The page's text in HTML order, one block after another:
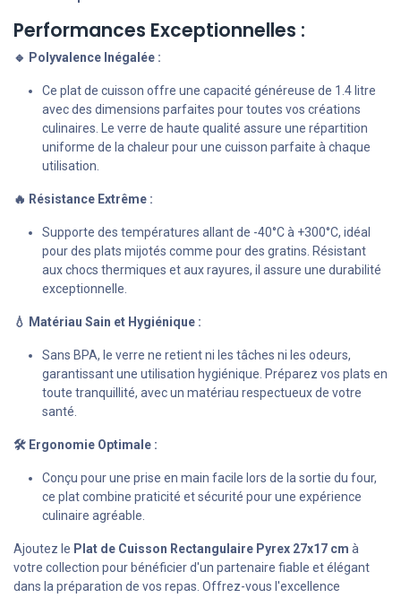
Performances Exceptionnelles :
🔹 Polyvalence Inégalée :
Ce plat de cuisson offre une capacité généreuse de 1.4 litre
avec des dimensions parfaites pour toutes vos créations
culinaires. Le verre de haute qualité assure une répartition
uniforme de la chaleur pour une cuisson parfaite à chaque
utilisation.
🔥 Résistance Extrême :
Supporte des températures allant de -40°C à +300°C, idéal
pour des plats mijotés comme pour des gratins. Résistant
aux chocs thermiques et aux rayures, il assure une durabilité
exceptionnelle.
💧 Matériau Sain et Hygiénique :
Sans BPA, le verre ne retient ni les tâches ni les odeurs,
garantissant une utilisation hygiénique. Préparez vos plats en
toute tranquillité, avec un matériau respectueux de votre
santé.
🛠 Ergonomie Optimale :
Conçu pour une prise en main facile lors de la sortie du four,
ce plat combine praticité et sécurité pour une expérience
culinaire agréable.
Ajoutez le Plat de Cuisson Rectangulaire Pyrex 27x17 cm à
votre collection pour bénéficier d'un partenaire fiable et élégant
dans la préparation de vos repas. Offrez-vous l'excellence